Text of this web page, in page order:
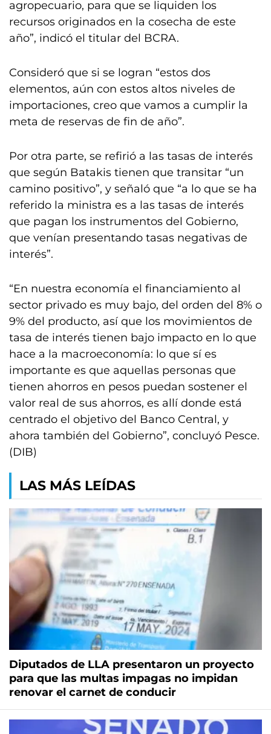
agropecuario, para que se liquiden los
recursos originados en la cosecha de este
año”, indicó el titular del BCRA.
Consideró que si se logran “estos dos
elementos, aún con estos altos niveles de
importaciones, creo que vamos a cumplir la
meta de reservas de fin de año”.
Por otra parte, se refirió a las tasas de interés
que según Batakis tienen que transitar “un
camino positivo”, y señaló que “a lo que se ha
referido la ministra es a las tasas de interés
que pagan los instrumentos del Gobierno,
que venían presentando tasas negativas de
interés”.
“En nuestra economía el financiamiento al
sector privado es muy bajo, del orden del 8% o
9% del producto, así que los movimientos de
tasa de interés tienen bajo impacto en lo que
hace a la macroeconomía: lo que sí es
importante es que aquellas personas que
tienen ahorros en pesos puedan sostener el
valor real de sus ahorros, es allí donde está
centrado el objetivo del Banco Central, y
ahora también del Gobierno”, concluyó Pesce.
(DIB)
LAS MÁS LEÍDAS
Diputados de LLA presentaron un proyecto
para que las multas impagas no impidan
renovar el carnet de conducir